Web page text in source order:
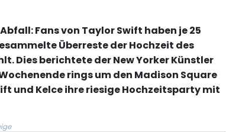
Fans von Taylor Swift haben je 25
Überreste der Hochzeit des
Dies berichtete der New Yorker Künstler
rings um den Madison Square
und Kelce ihre riesige Hochzeitsparty mit